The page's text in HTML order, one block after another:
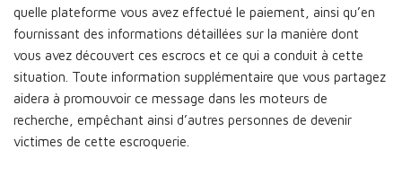
quelle plateforme vous avez effectué le paiement, ainsi qu’en
fournissant des informations détaillées sur la manière dont
vous avez découvert ces escrocs et ce qui a conduit à cette
situation. Toute information supplémentaire que vous partagez
aidera à promouvoir ce message dans les moteurs de
recherche, empêchant ainsi d’autres personnes de devenir
victimes de cette escroquerie.